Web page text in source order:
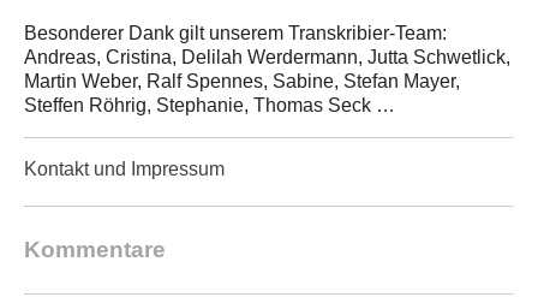
Besonderer Dank gilt unserem Transkribier-Team:
Andreas, Cristina, Delilah Werdermann, Jutta Schwetlick,
Martin Weber, Ralf Spennes, Sabine, Stefan Mayer,
Steffen Röhrig, Stephanie, Thomas Seck …
Kontakt und Impressum
Kommentare